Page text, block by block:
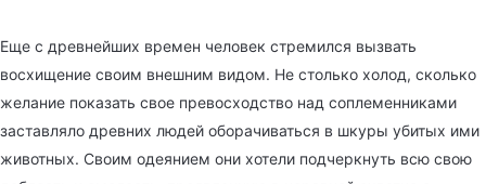
Еще с древнейших времен человек стремился вызвать
восхищение своим внешним видом. Не столько холод, сколько
желание показать свое превосходство над соплеменниками
заставляло древних людей оборачиваться в шкуры убитых ими
животных. Своим одеянием они хотели подчеркнуть всю свою